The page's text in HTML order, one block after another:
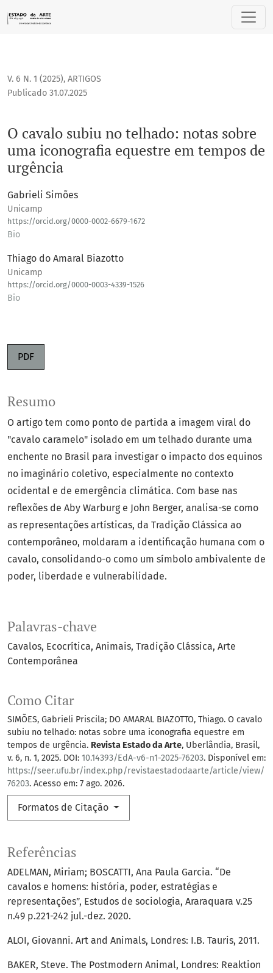
O cavalo subiu no telhado: notas sobre uma iconografia
V. 6 N. 1 (2025), ARTIGOS
O cavalo subiu no telhado: notas sobre
uma iconografia equestre em tempos de
urgência
Publicado 31.07.2025
Gabrieli Simões
Unicamp
https://orcid.org/0000-0002-6679-1672
Bio
Thiago do Amaral Biazotto
Unicamp
https://orcid.org/0000-0003-4339-1526
Bio
PDF
Palavras-chave
Cavalos Ecocrítica Animais Tradição Clássica Arte
Contemporânea
Como Citar
SIMÕES, Gabrieli Priscila; DO AMARAL BIAZOTTO, Thiago. O cavalo
subiu no telhado: notas sobre uma iconografia equestre em
tempos de urgência. Revista Estado da Arte, Uberlândia, Brasil,
v. 6, n. 1, 2025. DOI: 10.14393/EdA-v6-n1-2025-76203. Disponível em:
https://seer.ufu.br/index.php/revistaestadodaarte/article/view/
76203. Acesso em: 7 ago. 2026.
Formatos de Citação
Resumo
O artigo tem como ponto de partida a imagem viral do
"cavalo caramelo" isolado em um telhado durante uma
enchente no Brasil para investigar o impacto dos equinos
no imaginário coletivo, especialmente no contexto
ocidental e de emergência climática. Com base nas
reflexões de Aby Warburg e John Berger, analisa-se como
as representações artísticas, da Tradição Clássica ao
contemporâneo, moldaram a identificação humana com o
cavalo, consolidando-o como um símbolo ambivalente de
poder, liberdade e vulnerabilidade.
Referências
ADELMAN, Miriam; BOSCATTI, Ana Paula Garcia. “De
cavalos e homens: história, poder, estratégias e
representações”, Estudos de sociologia, Araraquara v.25
n.49 p.221-242 jul.-dez. 2020.
ALOI, Giovanni. Art and Animals, Londres: I.B. Tauris, 2011.
BAKER, Steve. The Postmodern Animal, Londres: Reaktion